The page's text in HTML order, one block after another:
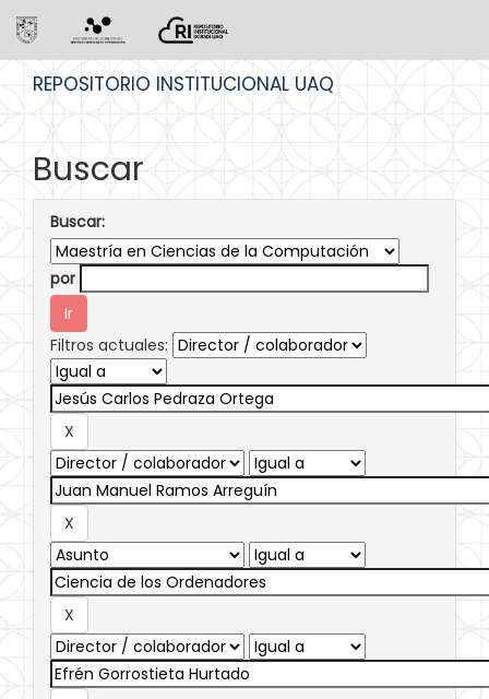
REPOSITORIO INSTITUCIONAL UAQ
Buscar
Buscar:
por
Filtros actuales: